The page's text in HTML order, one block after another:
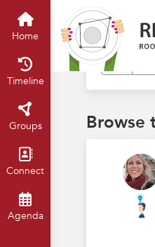
Home
Timeline
Groups
Connect
Agenda
Find in
Browse